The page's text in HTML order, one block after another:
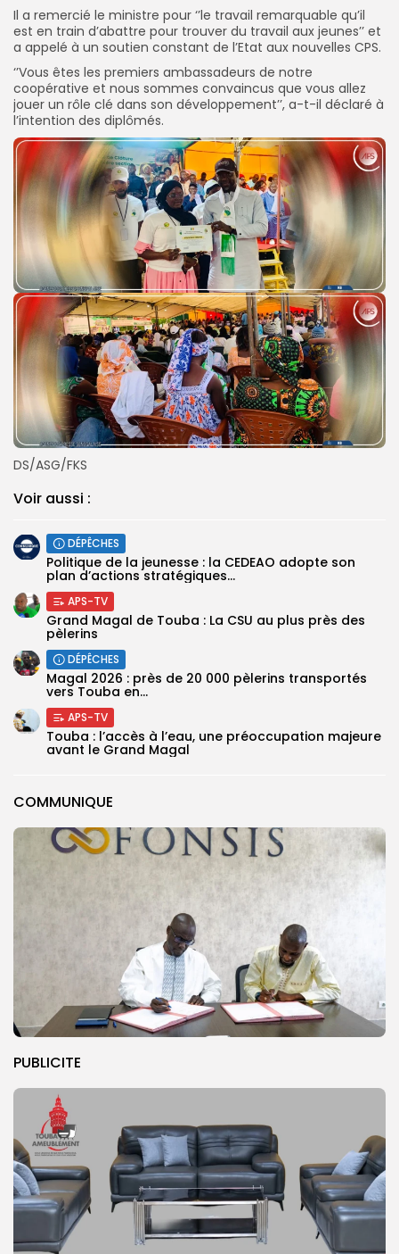
COMMUNIQUE
PUBLICITE
Il a remercié le ministre pour ‘’le travail remarquable qu’il
est en train d’abattre pour trouver du travail aux jeunes’’ et
a appelé à un soutien constant de l’Etat aux nouvelles CPS.
‘’Vous êtes les premiers ambassadeurs de notre
coopérative et nous sommes convaincus que vous allez
jouer un rôle clé dans son développement’’, a-t-il déclaré à
l’intention des diplômés.
DS/ASG/FKS
Voir aussi :
DÉPÊCHES
Politique de la jeunesse : la CEDEAO adopte son
plan d’actions stratégiques...
APS-TV
Grand Magal de Touba : La CSU au plus près des
pèlerins
DÉPÊCHES
Magal 2026 : près de 20 000 pèlerins transportés
vers Touba en...
APS-TV
Touba : l’accès à l’eau, une préoccupation majeure
avant le Grand Magal